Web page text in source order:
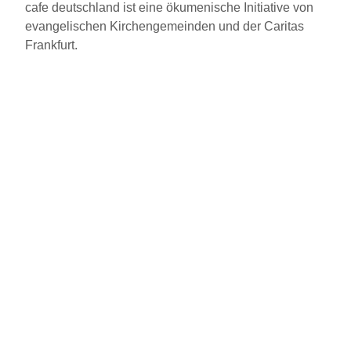
cafe deutschland ist eine ökumenische Initiative von
evangelischen Kirchengemeinden und der Caritas
Frankfurt.